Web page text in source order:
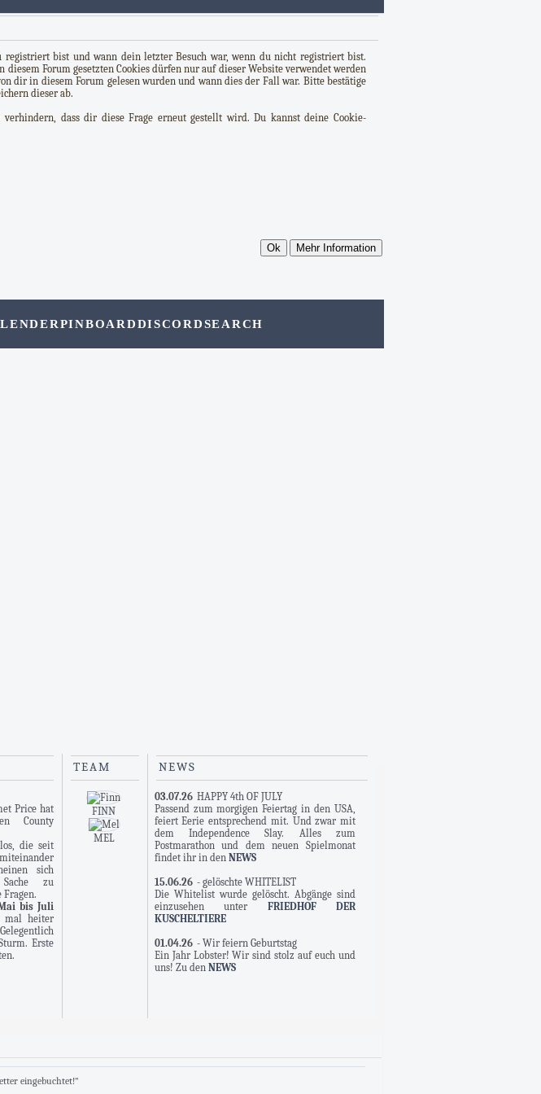
registriert bist und wann dein letzter Besuch war, wenn du nicht registriert bist.
Forum gesetzten Cookies dürfen nur auf dieser Website verwendet werden
dir in diesem Forum gelesen wurden und wann dies der Fall war. Bitte bestätige
dieser ab.
dass dir diese Frage erneut gestellt wird. Du kannst deine Cookie-
PINBOARDDISCORDSEARCH
Price hat
County
die seit
sich
zu
bis Juli
mal heiter
Erste
TEAM
FINN
MEL
NEWS
03.07.26 HAPPY 4th OF JULY
Passend zum morgigen Feiertag in den USA,
feiert Eerie entsprechend mit. Und zwar mit
dem Independence Slay. Alles zum
Postmarathon und dem neuen Spielmonat
findet ihr in den NEWS
15.06.26 - gelöschte WHITELIST
Die Whitelist wurde gelöscht. Abgänge sind
einzusehen unter FRIEDHOF DER
KUSCHELTIERE
01.04.26 - Wir feiern Geburtstag
Ein Jahr Lobster! Wir sind stolz auf euch und
uns! Zu den NEWS
an der Gestaltung unserer Geschichte
eingebuchtet!"